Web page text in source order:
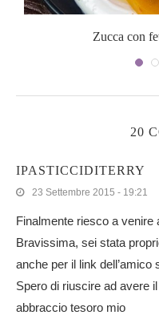
Zucca con
20
IPASTICCIDITERRY
23 Settembre 2015 - 19:21
Finalmente riesco a venire
Bravissima, sei stata
anche per il link
Spero di riuscire ad avere
abbraccio tesoro mio